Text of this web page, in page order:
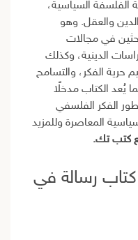
الفلسفة السياسية،
الدين والعقل. وهو
في مجالات
الدينية، وكذلك
الفكر، والتسامح
يُعد الكتاب مدخلًا
الفكر الفلسفي
المعاصرة وللمزيد
كتب تك.
كتاب رسالة في